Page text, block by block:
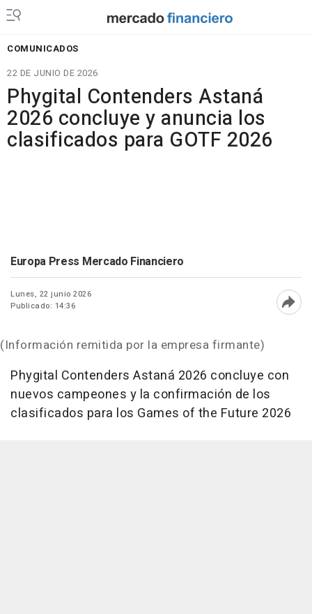
COMUNICADOS
22 DE JUNIO DE 2026
Phygital Contenders Astaná
2026 concluye y anuncia los
clasificados para GOTF 2026
Europa Press Mercado Financiero
Lunes, 22 junio 2026
Publicado: 14:36
(Información remitida por la empresa firmante)
Phygital Contenders Astaná 2026 concluye con
nuevos campeones y la confirmación de los
clasificados para los Games of the Future 2026